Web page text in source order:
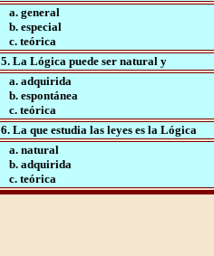
a. general
b. especial
c. teórica
5. La Lógica puede ser natural y
a. adquirida
b. espontánea
c. teórica
6. La que estudia las leyes es la Lógica
a. natural
b. adquirida
c. teórica